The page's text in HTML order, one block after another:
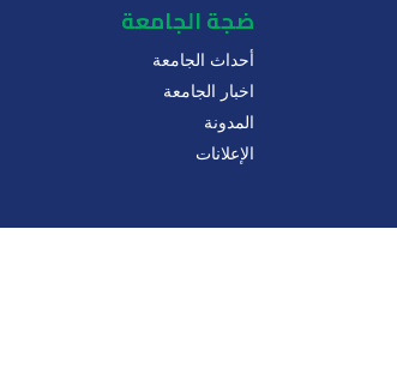
ضجة الجامعة
أحداث الجامعة
اخبار الجامعة
المدونة
الإعلانات